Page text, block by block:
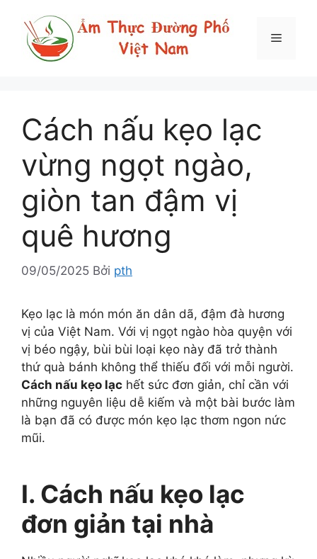
Menu
Cách nấu kẹo lạc
vừng ngọt ngào,
giòn tan đậm vị
quê hương
09/05/2025 Bởi pth
Kẹo lạc là món món ăn dân dã, đậm đà hương
vị của Việt Nam. Với vị ngọt ngào hòa quyện với
vị béo ngậy, bùi bùi loại kẹo này đã trở thành
thứ quà bánh không thể thiếu đối với mỗi người.
Cách nấu kẹo lạc hết sức đơn giản, chỉ cần với
những nguyên liệu dễ kiếm và một bài bước làm
là bạn đã có được món kẹo lạc thơm ngon nức
mũi.
I. Cách nấu kẹo lạc
đơn giản tại nhà